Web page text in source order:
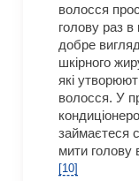
волосся
голову раз в
добре
шкірного
які
волосся. У
займаєтеся
мити голову
[10]